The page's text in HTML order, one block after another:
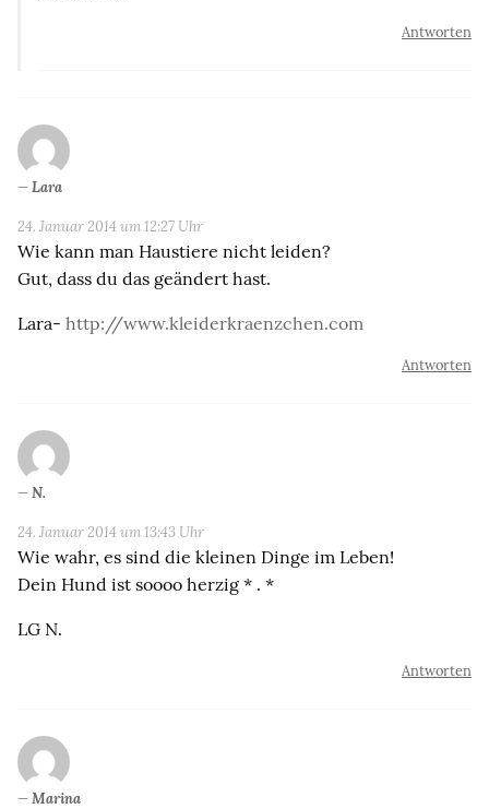
Antworten
Lara
24. Januar 2014 um 12:27 Uhr
Wie kann man Haustiere nicht leiden?
Gut, dass du das geändert hast.
Lara- http://www.kleiderkraenzchen.com
Antworten
N.
24. Januar 2014 um 13:43 Uhr
Wie wahr, es sind die kleinen Dinge im Leben!
Dein Hund ist soooo herzig * . *
LG N.
Antworten
Marina